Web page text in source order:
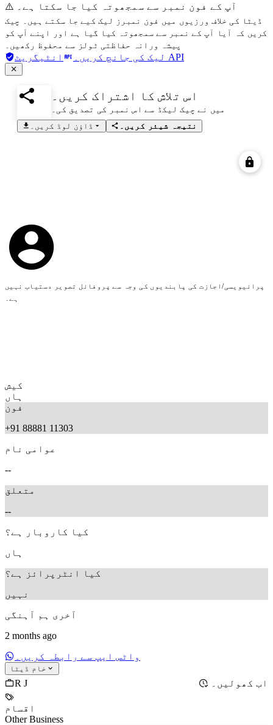
⚠️ آپ کے فون نمبر سے سمجھوتہ کیا جا سکتا ہے۔
ڈیٹا کی خلاف ورزیوں میں فون نمبرز لیک کیے جا سکتے ہیں۔ چیک
کریں کہ آیا آپ کے نمبر سے سمجھوتہ کیا گیا ہے اور اپنے آپ کو
پیشہ ورانہ حفاظتی ٹولز سے محفوظ رکھیں۔
لیک کی جانچ کریں۔ انٹیگریٹ API
اس تلاش کا اشتراک کریں۔
میں نے چیک لیکڈ سے اس نمبر کی تصدیق کی۔
ڈاؤن لوڈ کریں۔
نتیجہ شیئر کریں۔
پرائیویسی/اجازت کی پابندیوں کی وجہ سے پروفائل تصویر دستیاب نہیں
ہے۔
کیش
ہاں
فون
+91 88881 11303
عوامی نام
--
متعلق
--
کیا کاروبار ہے؟
ہاں
کیا انٹرپرائز ہے؟
نہیں
آخری ہم آہنگی
2 months ago
واٹس ایپ سے رابطہ کریں۔
خام ڈیٹا
R J اب کھولیں۔
اقسام
Other Business